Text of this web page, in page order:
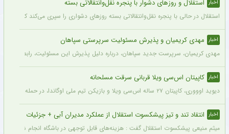
اخبار استقلال و روزهای دشوار با پنجره نقل‌وانتقالاتی بسته
استقلال در حالی با پنجره نقل‌وانتقالاتی بسته روزهای دشواری را سپری می‌کند که در
اخبار مهدی کریمیان و پذیرش مسئولیت سرپرستی سپاهان
مهدی کریمیان، سرپرست جدید سپاهان، درباره دلیل پذیرش این مسئولیت، رابطه
اخبار کاپیتان اس‌سی ویلا قربانی سرقت مسلحانه
دیوید اوووری، کاپیتان ۲۷ ساله اس‌سی ویلا و بازیکن تیم ملی اوگاندا، در حمله سارقان در نزدیکی خانه‌اش در کامپالا جان خود را از دست داد.
اخبار انتقاد تند و تیز پیشکسوت استقلال از عملکرد مدیران آبی + جزئیات
میثم منیعی پیشکسوت استقلال گفت : هزینه‌های قابل توجهی در باشگاه انجام شده، اما